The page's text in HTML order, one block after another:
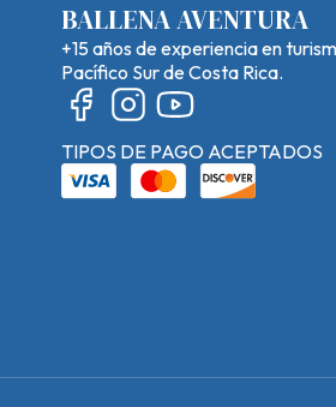
BALLENA AVENTURA
+15 años de experiencia en
Pacífico Sur de Costa Rica.
TIPOS DE PAGO ACEPTADOS